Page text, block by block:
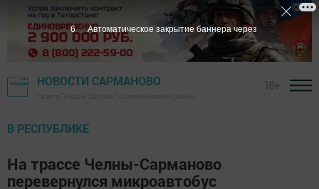
НОВОСТИ САРМАНОВО
В РЕСПУБЛИКЕ
На трассе Челны-Сарманово
перевернулся микроавтобус
5 Автоматическое закрытие баннера через